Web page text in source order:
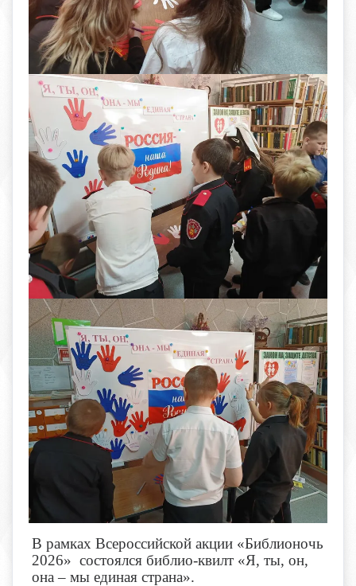
В рамках Всероссийской акции «Библионочь
2026» состоялся библио-квилт «Я, ты, он,
она – мы единая страна».